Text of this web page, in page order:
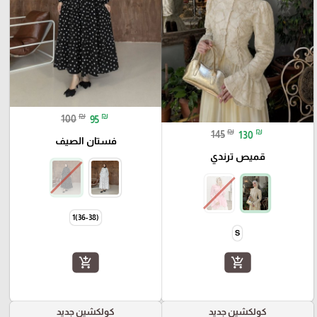
145 ₪ 130 ₪
قميص ترندي
S
add_shopping_cart
100 ₪ 95 ₪
فستان الصيف
(36-38)1
add_shopping_cart
كولكشين جديد كولكشين جديد